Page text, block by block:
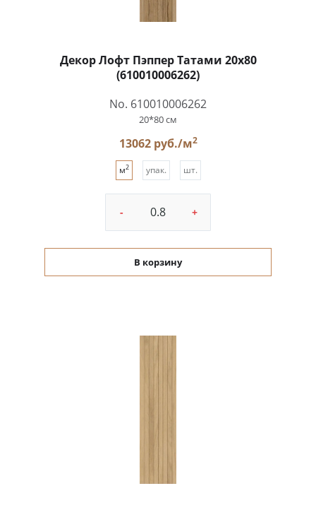
Декор Лофт Пэппер Татами 20x80
(610010006262)
No. 610010006262
20*80 см
13062 руб./м2
м2 упак. шт.
- +
В корзину